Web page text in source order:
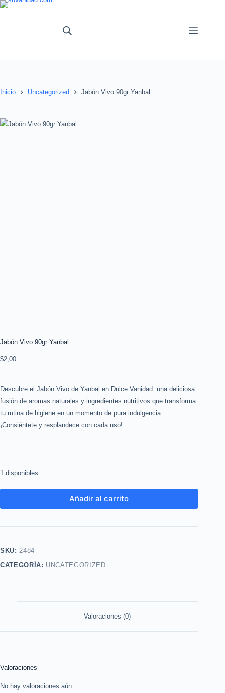
Saltar
Inicio Uncategorized Jabón Vivo 90gr Yanbal
Jabón Vivo 90gr Yanbal
$2,00
Descubre el Jabón Vivo de Yanbal en Dulce Vanidad: una deliciosa
fusión de aromas naturales y ingredientes nutritivos que transforma
tu rutina de higiene en un momento de pura indulgencia.
¡Consiéntete y resplandece con cada uso!
1 disponibles
Añadir al carrito
SKU:2484
CATEGORÍA: UNCATEGORIZED
Valoraciones (0)
Valoraciones
No hay valoraciones aún.